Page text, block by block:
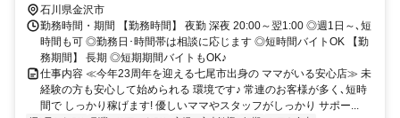
石川県金沢市
勤務時間・期間 【勤務時間】 夜勤 深夜 20:00～翌1:00 ◎週1日～､短
時間も可 ◎勤務日･時間帯は相談に応じます ◎短時間バイトOK 【勤
務期間】 長期 ◎短期期間バイトもOK♪
仕事内容 ≪今年23周年を迎える七尾市出身の ママがいる安心店≫ 未
経験の方も安心して始められる 環境です♪ 常連のお客様が多く､短時
間で しっかり稼げます! 優しいママやスタッフがしっかり サポー...